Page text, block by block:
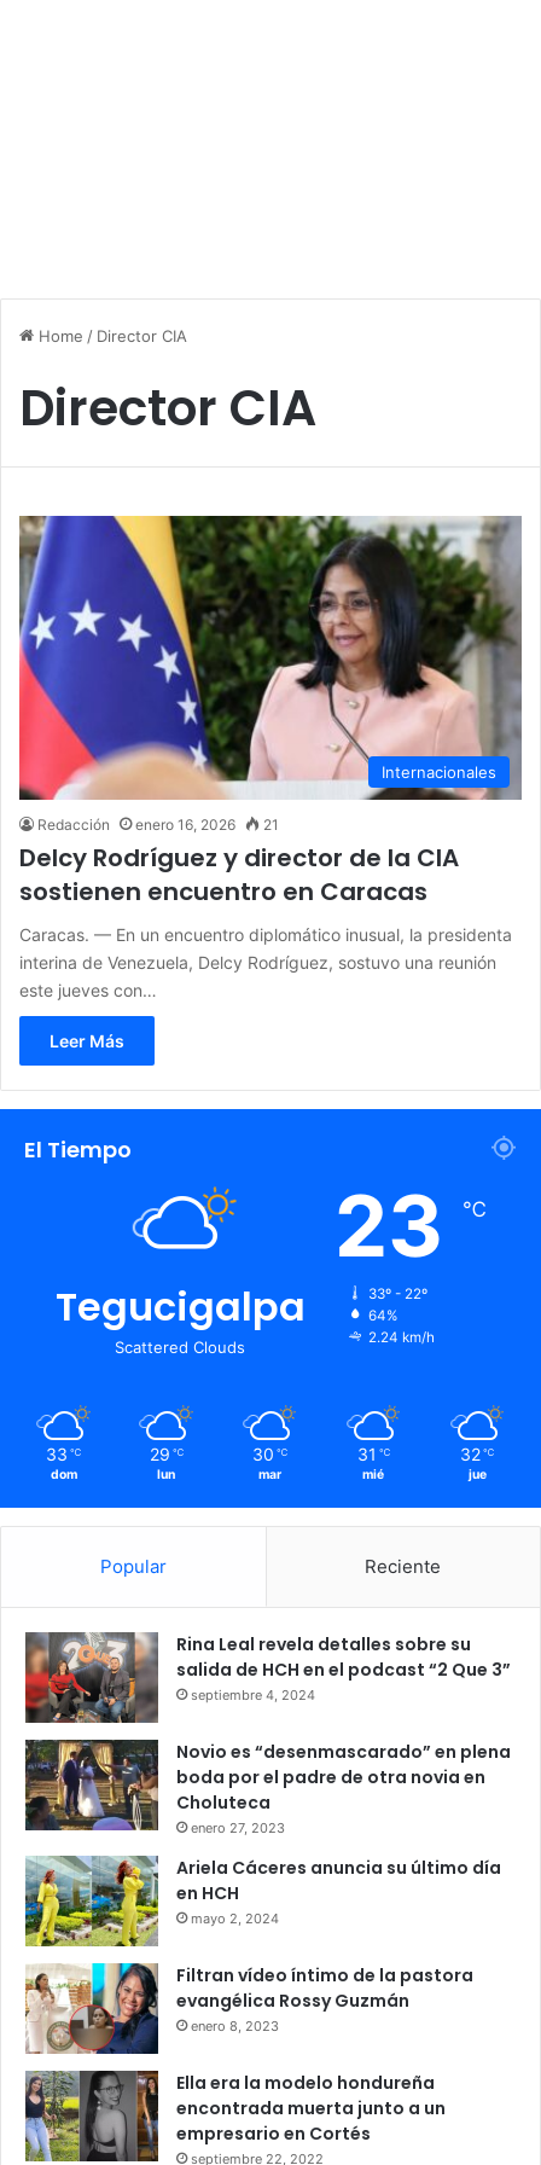
Home / Director CIA
Director CIA
Internacionales
Redacción enero 16, 2026 21
Delcy Rodríguez y director de la CIA
sostienen encuentro en Caracas
Caracas. — En un encuentro diplomático inusual, la presidenta
interina de Venezuela, Delcy Rodríguez, sostuvo una reunión
este jueves con…
Leer Más
El Tiempo
Tegucigalpa
Scattered Clouds
23 ℃
33º - 22º
64%
2.24 km/h
33 ℃
dom
29 ℃
lun
30 ℃
mar
31 ℃
mié
32 ℃
jue
Popular Reciente
Rina Leal revela detalles sobre su
salida de HCH en el podcast “2 Que 3”
septiembre 4, 2024
Novio es “desenmascarado” en plena
boda por el padre de otra novia en
Choluteca
enero 27, 2023
Ariela Cáceres anuncia su último día
en HCH
mayo 2, 2024
Filtran vídeo íntimo de la pastora
evangélica Rossy Guzmán
enero 8, 2023
Ella era la modelo hondureña
encontrada muerta junto a un
empresario en Cortés
septiembre 22, 2022